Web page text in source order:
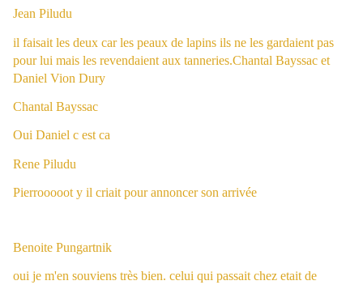
Jean Piludu
il faisait les deux car les peaux de lapins ils ne les gardaient pas
pour lui mais les revendaient aux tanneries.Chantal Bayssac et
Daniel Vion Dury
Chantal Bayssac
Oui Daniel c est ca
Rene Piludu
Pierrooooot y il criait pour annoncer son arrivée
Benoite Pungartnik
oui je m'en souviens très bien. celui qui passait chez etait de